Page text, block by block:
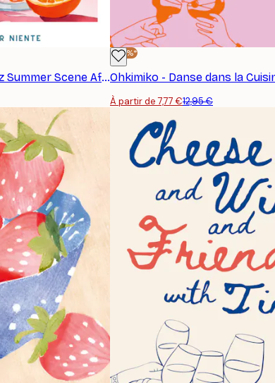
Ohkimiko - Aperol Spritz Summer Scene Affiche
-40%*
Ohkimiko - Danse dans la
À partir de 7,77 €12,95 €